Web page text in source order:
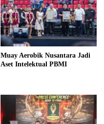
Muay Aerobik Nusantara Jadi
Aset Intelektual PBMI